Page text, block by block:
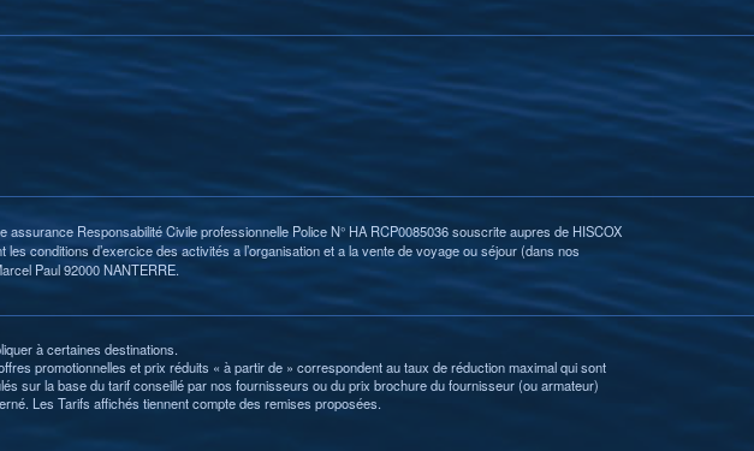
Responsabilité Civile professionnelle Police N° HA RCP0085036 souscrite aupres de HISCOX
conditions d’exercice des activités a l’organisation et a la vente de voyage ou séjour (dans nos
Paul 92000 NANTERRE.
à certaines destinations.
promotionnelles et prix réduits « à partir de » correspondent au taux de réduction maximal qui sont
sur la base du tarif conseillé par nos fournisseurs ou du prix brochure du fournisseur (ou armateur)
Les Tarifs affichés tiennent compte des remises proposées.